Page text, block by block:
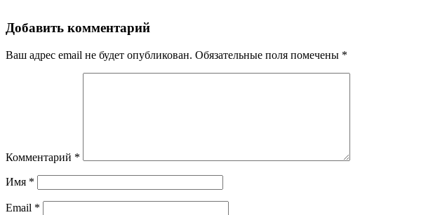
Добавить комментарий
Ваш адрес email не будет опубликован. Обязательные поля помечены *
Комментарий *
Имя *
Email *